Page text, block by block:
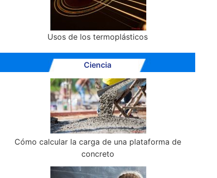
Usos de los termoplásticos
Ciencia
Cómo calcular la carga de una plataforma de
concreto